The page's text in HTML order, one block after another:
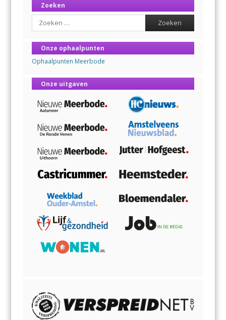
Zoeken
Search
Onze ophaalpunten
Ophaalpunten Meerbode
Onze uitgaven